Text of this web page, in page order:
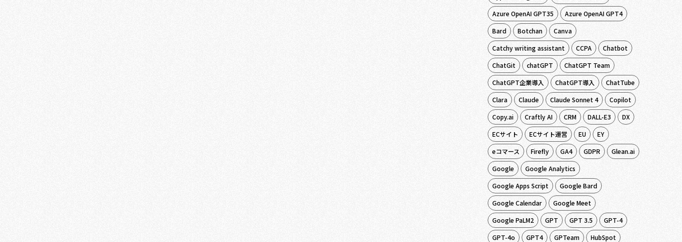
Azure OpenAI GPT35
Azure OpenAI GPT4
Bard
Botchan
Canva
Catchy writing assistant
CCPA
Chatbot
ChatGit
chatGPT
ChatGPT Team
ChatGPT企業導入
ChatGPT導入
ChatTube
Clara
Claude Claude Sonnet 4
Copilot
Copy.ai
Craftly AI CRM DALL-E3
DX
ECサイト
ECサイト運営 EU
EY
eコマース
Firefly GA4 GDPR
Glean.ai
Google
Google Analytics
Google Apps Script
Google Bard
Google Calendar
Google Meet
Google PaLM2
GPT GPT 3.5
GPT-4
GPT-4o
GPT4 GPTeam
HubSpot